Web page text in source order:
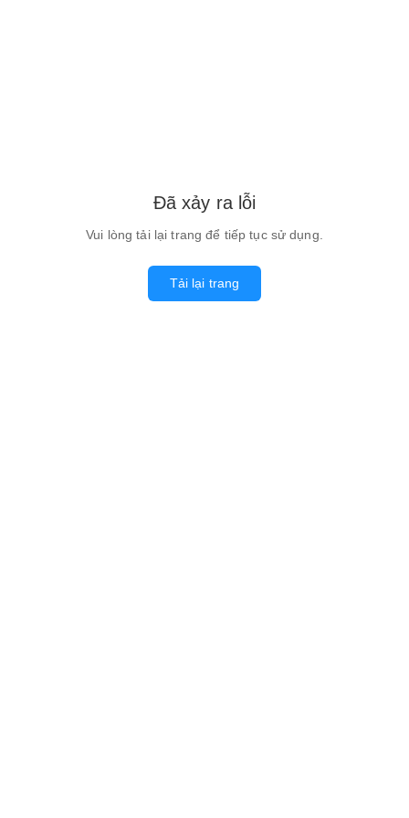
Đã xảy ra lỗi
Vui lòng tải lại trang để tiếp tục sử dụng.
Tải lại trang